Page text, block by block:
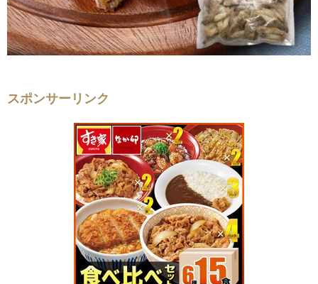
スポンサーリンク